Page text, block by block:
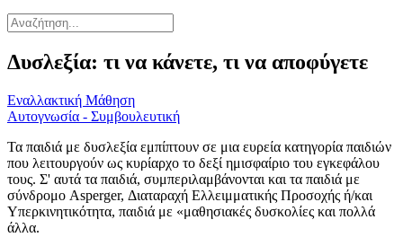
Δυσλεξία: τι να κάνετε, τι να αποφύγετε
Εναλλακτική Μάθηση
Αυτογνωσία - Συμβουλευτική
Τα παιδιά με δυσλεξία εμπίπτουν σε μια ευρεία κατηγορία παιδιών
που λειτουργούν ως κυρίαρχο το δεξί ημισφαίριο του εγκεφάλου
τους. Σ' αυτά τα παιδιά, συμπεριλαμβάνονται και τα παιδιά με
σύνδρομο Asperger, Διαταραχή Ελλειμματικής Προσοχής ή/και
Υπερκινητικότητα, παιδιά με «μαθησιακές δυσκολίες και πολλά
άλλα.